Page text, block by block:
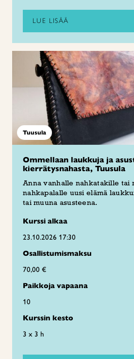
LUE LISÄÄ
Tuusula
Ommellaan laukkuja ja
kierrätysnahasta, Tuusula
Anna vanhalle nahkatakille tai
nahkapalalle uusi elämä
tai muuna asusteena.
Kurssi alkaa
23.10.2026 17:30
Osallistumismaksu
70,00 €
Paikkoja vapaana
10
Kurssin kesto
3 x 3 h